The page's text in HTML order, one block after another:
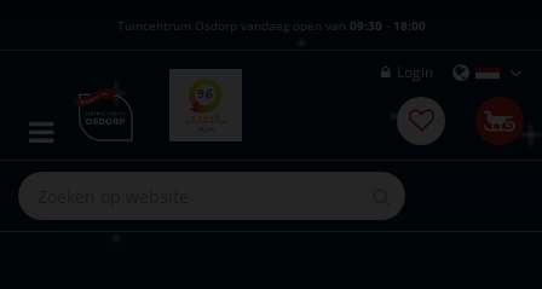
Tuincentrum Osdorp vandaag open van 09:30 - 18:00
Login